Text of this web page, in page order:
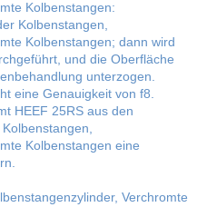
Kolbenstangen:
Kolbenstangen,
Kolbenstangen; dann wird
und die Oberfläche
unterzogen.
eine Genauigkeit von f8.
HEEF 25RS aus den
Kolbenstangen eine
Verchromte